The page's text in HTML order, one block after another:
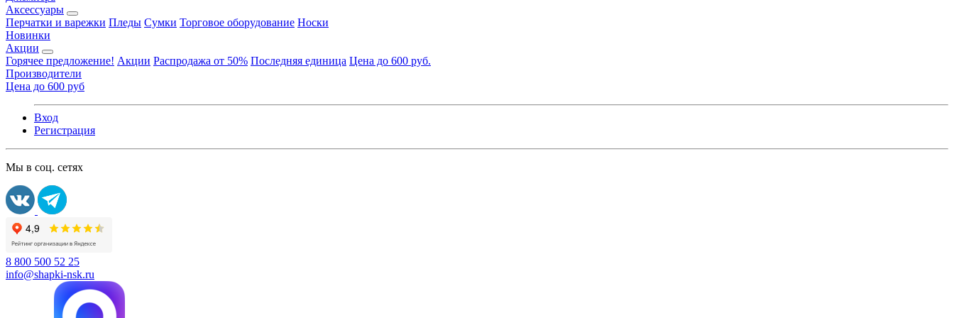
Аксессуары
Перчатки и варежки Пледы Сумки Торговое оборудование Носки
Новинки
Акции
Горячее предложение! Акции Распродажа от 50% Последняя единица Цена до 600 руб.
Производители
Цена до 600 руб
Вход
Регистрация
Мы в соц. сетях
8 800 500 52 25
info@shapki-nsk.ru